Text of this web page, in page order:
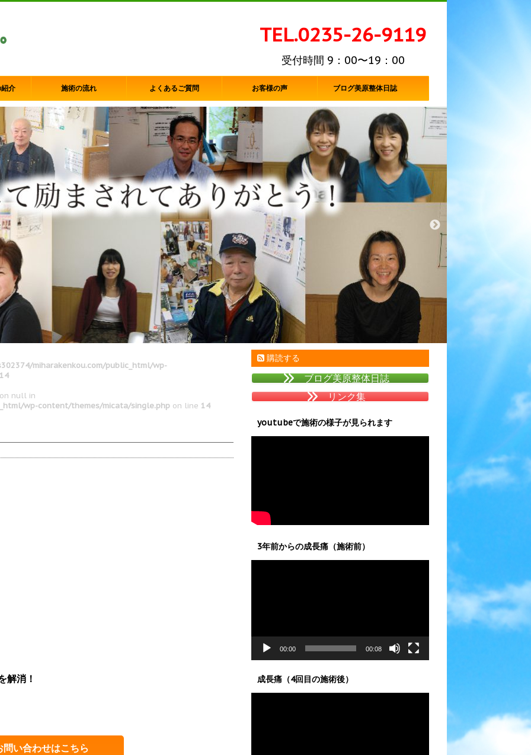
TEL.0235-26-9119
受付時間 9：00〜19：00
介 施術の流れ よくあるご質問 お客様の声 ブログ美原整体日誌
miharakenkou.com/public_html/wp-
14
null in
wp-content/themes/micata/single.php on line 14
解消！
い合わせはこちら
購読する
ブログ美原整体日誌
リンク集
youtubeで施術の様子が見られます
3年前からの成長痛（施術前）
00:00 00:08
成長痛（4回目の施術後）